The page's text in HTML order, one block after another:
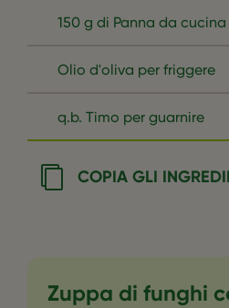
150 g di Panna da cucina
Olio d'oliva per friggere
q.b. Timo per guarnire
COPIA GLI
Zuppa di funghi